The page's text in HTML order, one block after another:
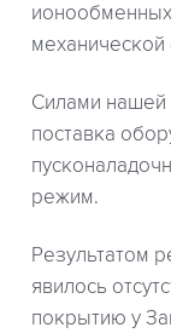
механической
Силами нашей
поставка
режим.
Результатом
явилось
покрытию у